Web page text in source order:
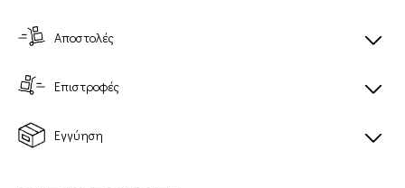
Αποστολές
Επιστροφές
Εγγύηση